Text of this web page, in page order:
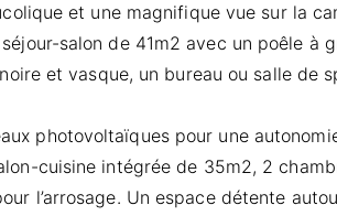
et une magnifique vue sur la
salon de 41m2 avec un poêle à
et vasque, un bureau ou salle de
photovoltaïques pour une
cuisine intégrée de 35m2, 2
l’arrosage. Un espace détente